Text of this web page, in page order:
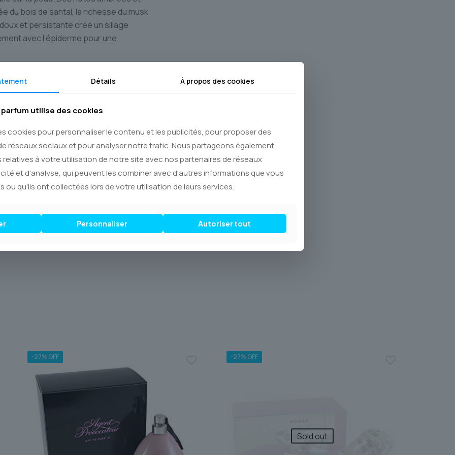
du bois de santal, la richesse du musk
et persistante crée un sillage
avec l’épiderme pour une
la femme qui assume sa sensualité
un parfum **pour femme** à
à la nuit avec une élégance
pour les occasions spéciales
et de charisme à chaque
NUDE** sur **Le Royaume du
magistrale de la féminité.
fiable pour recevoir votre
Offrez-vous ou à une être
-27% OFF -27% OFF
Sold out
Détails À propos des cookies
parfum utilise des cookies
cookies pour personnaliser le contenu et les publicités, pour proposer des
réseaux sociaux et pour analyser notre trafic. Nous partageons également
à votre utilisation de notre site avec nos partenaires de réseaux
et d'analyse, qui peuvent les combiner avec d'autres informations que vous
ou qu'ils ont collectées lors de votre utilisation de leurs services.
Personnaliser Autoriser tout